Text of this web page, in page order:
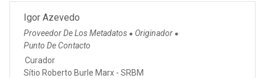
Igor Azevedo
Proveedor De Los Metadatos ● Originador ●
Punto De Contacto
Curador
Sítio Roberto Burle Marx - SRBM